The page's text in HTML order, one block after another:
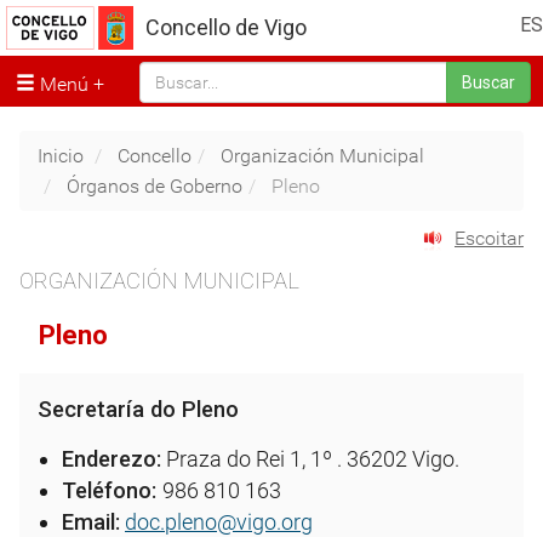
ES
Concello de Vigo
Menú Buscar
Inicio Concello
Organización Municipal
Órganos de Goberno
Pleno
Escoitar
ORGANIZACIÓN MUNICIPAL
Pleno
Secretaría do Pleno
Enderezo: Praza do Rei 1, 1º . 36202 Vigo.
Teléfono: 986 810 163
Email: doc.pleno@vigo.org